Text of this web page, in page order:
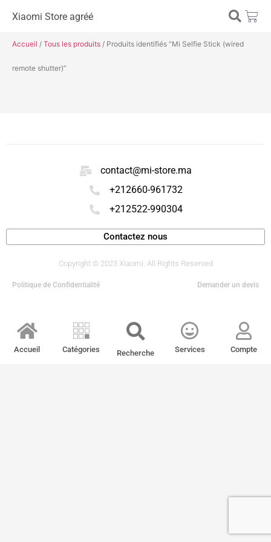
Xiaomi Store agréé
Accueil / Tous les produits / Produits identifiés “Mi Selfie Stick (wired
remote shutter)”
contact@mi-store.ma
+212660-961732
+212522-990304
Contactez nous
Copyright © 2023 Xiaomi. All Rights Reserved
Politique de Confidentialité Demander un devis
Accueil Catégories Recherche Services Compte